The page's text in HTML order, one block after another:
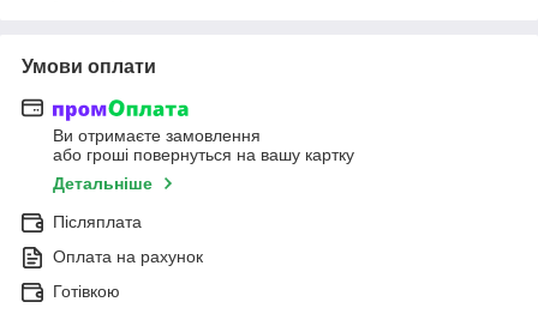
Умови оплати
Ви отримаєте замовлення
або гроші повернуться на вашу картку
Детальніше
Післяплата
Оплата на рахунок
Готівкою